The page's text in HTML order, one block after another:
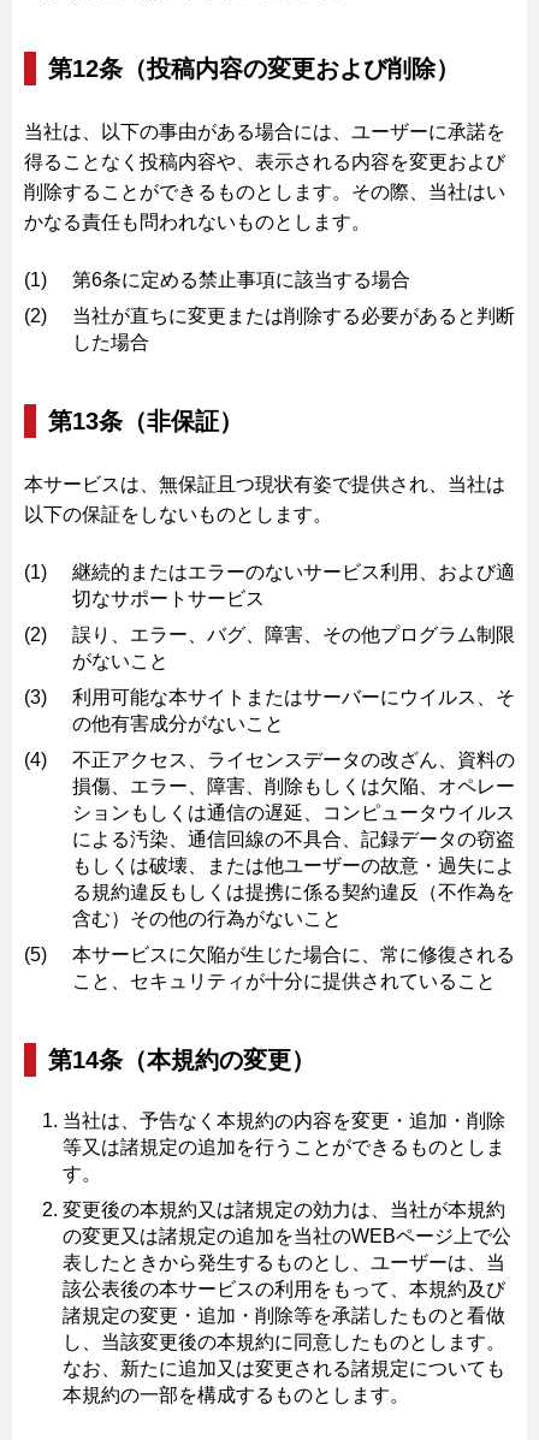
第12条（投稿内容の変更および削除）
当社は、以下の事由がある場合には、ユーザーに承諾を
得ることなく投稿内容や、表示される内容を変更および
削除することができるものとします。その際、当社はい
かなる責任も問われないものとします。
第6条に定める禁止事項に該当する場合
当社が直ちに変更または削除する必要があると判断
した場合
第13条（非保証）
本サービスは、無保証且つ現状有姿で提供され、当社は
以下の保証をしないものとします。
継続的またはエラーのないサービス利用、および適
切なサポートサービス
誤り、エラー、バグ、障害、その他プログラム制限
がないこと
利用可能な本サイトまたはサーバーにウイルス、そ
の他有害成分がないこと
不正アクセス、ライセンスデータの改ざん、資料の
損傷、エラー、障害、削除もしくは欠陥、オペレー
ションもしくは通信の遅延、コンピュータウイルス
による汚染、通信回線の不具合、記録データの窃盗
もしくは破壊、または他ユーザーの故意・過失によ
る規約違反もしくは提携に係る契約違反（不作為を
含む）その他の行為がないこと
本サービスに欠陥が生じた場合に、常に修復される
こと、セキュリティが十分に提供されていること
第14条（本規約の変更）
当社は、予告なく本規約の内容を変更・追加・削除
等又は諸規定の追加を行うことができるものとしま
す。
変更後の本規約又は諸規定の効力は、当社が本規約
の変更又は諸規定の追加を当社のWEBページ上で公
表したときから発生するものとし、ユーザーは、当
該公表後の本サービスの利用をもって、本規約及び
諸規定の変更・追加・削除等を承諾したものと看做
し、当該変更後の本規約に同意したものとします。
なお、新たに追加又は変更される諸規定についても
本規約の一部を構成するものとします。